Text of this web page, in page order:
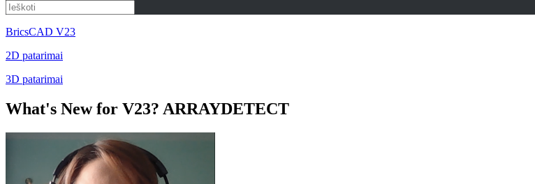
BricsCAD V23
2D patarimai
3D patarimai
What's New for V23? ARRAYDETECT